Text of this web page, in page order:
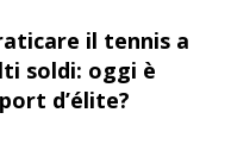
il tennis a
soldi: oggi è
d’élite?